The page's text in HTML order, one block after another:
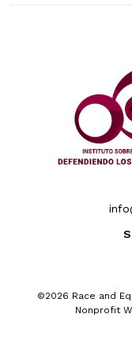
©2026 Race and
Nonprofit